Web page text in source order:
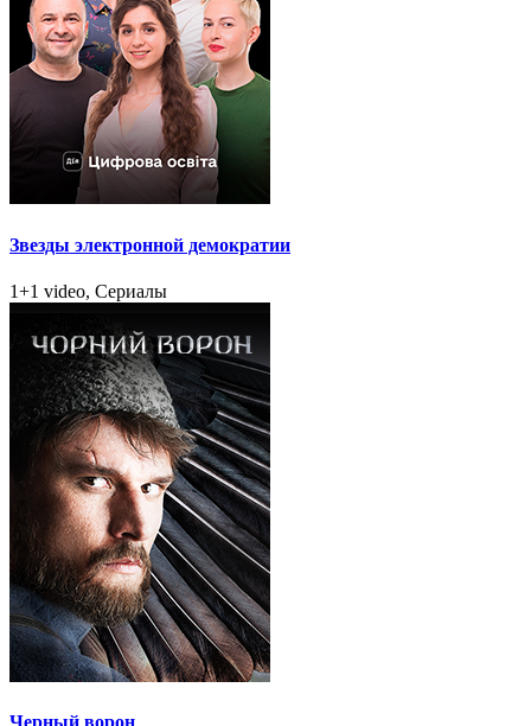
Звезды электронной демократии
1+1 video, Сериалы